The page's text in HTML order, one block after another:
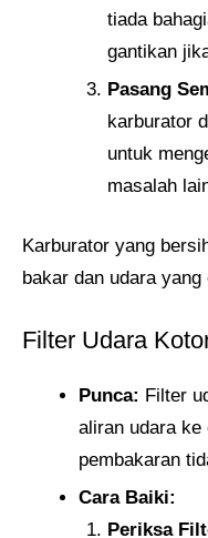
tiada
gantikan
Pasang
karburator
untuk
masalah
Karburator yang
bakar dan udara
Filter Udara
Punca: Filter
aliran udara ke
pembakaran
Cara Baiki:
Periksa